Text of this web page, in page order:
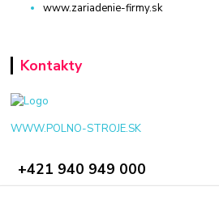
www.zariadenie-firmy.sk
Kontakty
WWW.POLNO-STROJE.SK
+421 940 949 000